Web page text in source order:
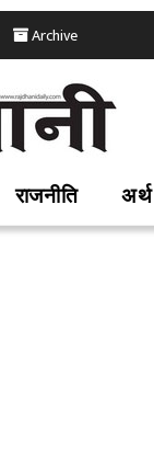
Archive
राजनीति अर्थ